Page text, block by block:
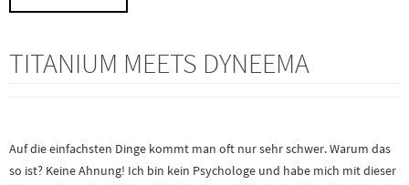
TITANIUM MEETS DYNEEMA
Auf die einfachsten Dinge kommt man oft nur sehr schwer. Warum das
so ist? Keine Ahnung! Ich bin kein Psychologe und habe mich mit dieser